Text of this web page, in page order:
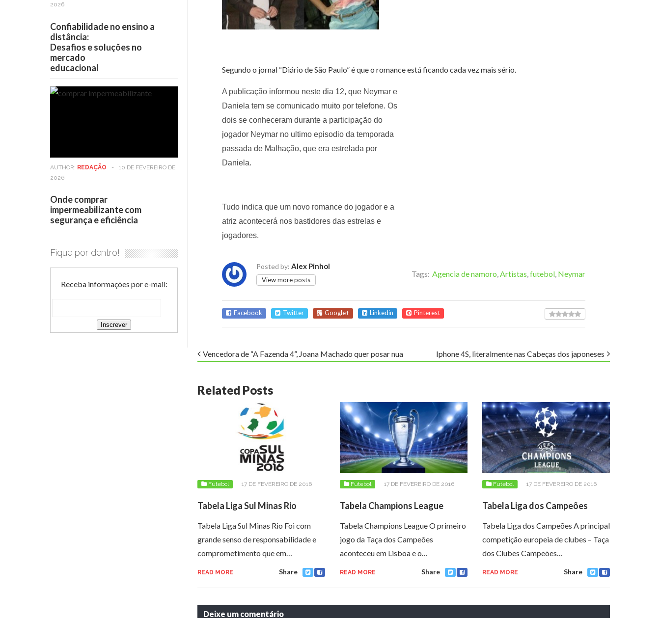
Segundo o jornal “Diário de São Paulo” é que o romance está ficando cada vez mais sério.
A publicação informou neste dia 12, que Neymar e
Daniela tem se comunicado muito por telefone. Os
dois se conheceram durante a participação do
jogador Neymar no ultimo episodio da temporada
passada de Malhação, que era estrelada por
Daniela.
Tudo indica que um novo romance do jogador e a
atriz acontecerá nos bastidores das estrelas e
jogadores.
Posted by: Alex Pinhol
View more posts
Tags: Agencia de namoro,Artistas,futebol, Neymar
Facebook Twitter Google+ Linkedin Pinterest
Vencedora de “A Fazenda 4”, Joana Machado quer posar nua Iphone 4S, literalmente nas Cabeças dos japoneses
Related Posts
Futebol 17 DE FEVEREIRO DE 2016
Tabela Liga Sul Minas Rio
Tabela Liga Sul Minas Rio Foi com
grande senso de responsabilidade e
comprometimento que em…
READ MORE Share
Futebol 17 DE FEVEREIRO DE 2016
Tabela Champions League
Tabela Champions League O primeiro
jogo da Taça dos Campeões
aconteceu em Lisboa e o…
READ MORE Share
Futebol 17 DE FEVEREIRO DE 2016
Tabela Liga dos Campeões
Tabela Liga dos Campeões A principal
competição europeia de clubes – Taça
dos Clubes Campeões…
READ MORE Share
Deixe um comentário
2026
Confiabilidade no ensino a
distância:
Desafios e soluções no
mercado
educacional
AUTHOR: REDAÇÃO -
10 DE FEVEREIRO DE
2026
Onde comprar
impermeabilizante com
segurança e eficiência
Fique por dentro!
Receba informações por e-mail: